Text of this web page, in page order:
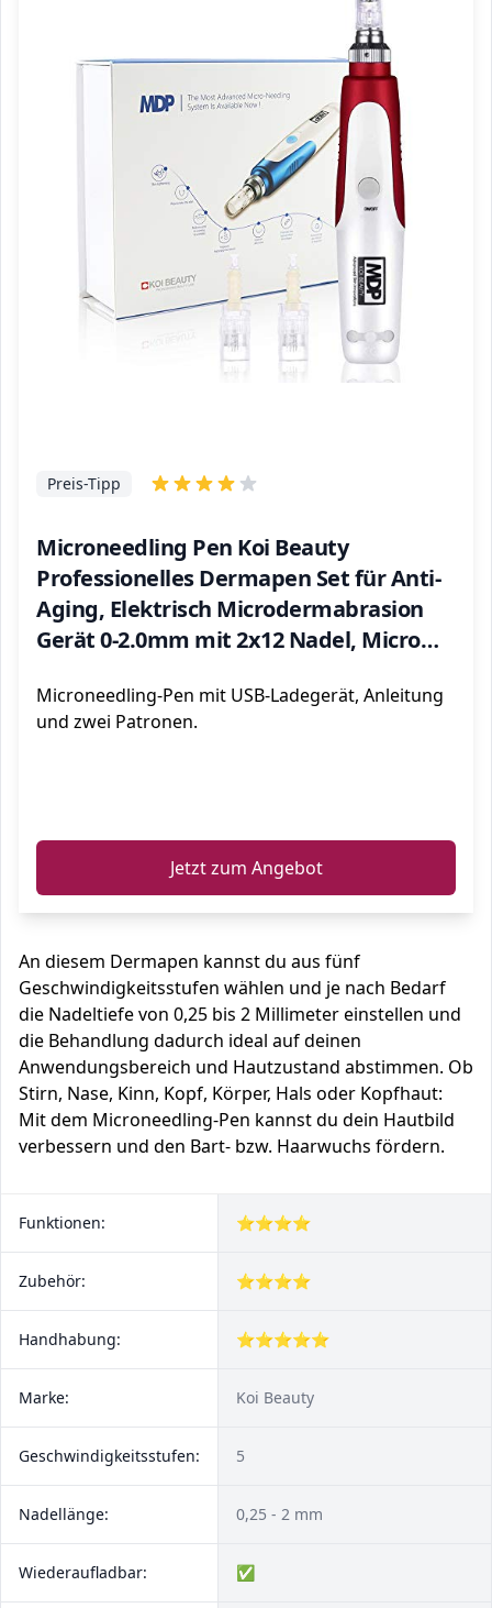
Microneedling Pen Koi Beauty
Professionelles Dermapen Set für Anti-
Aging, Elektrisch Microdermabrasion
Gerät 0-2.0mm mit 2x12 Nadel, Micro
Mitesserentferner
Preis-Tipp
Microneedling-Pen mit USB-Ladegerät, Anleitung
und zwei Patronen.
Jetzt zum Angebot
An diesem Dermapen kannst du aus fünf
Geschwindigkeitsstufen wählen und je nach Bedarf
die Nadeltiefe von 0,25 bis 2 Millimeter einstellen und
die Behandlung dadurch ideal auf deinen
Anwendungsbereich und Hautzustand abstimmen. Ob
Stirn, Nase, Kinn, Kopf, Körper, Hals oder Kopfhaut:
Mit dem Microneedling-Pen kannst du dein Hautbild
verbessern und den Bart- bzw. Haarwuchs fördern.
Funktionen: ⭐⭐⭐⭐
Zubehör: ⭐⭐⭐⭐
Handhabung: ⭐⭐⭐⭐⭐
Marke: Koi Beauty
Geschwindigkeitsstufen: 5
Nadellänge: 0,25 - 2 mm
Wiederaufladbar: ✅